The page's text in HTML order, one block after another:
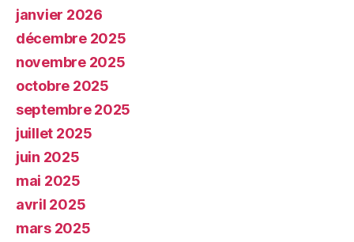
janvier 2026
décembre 2025
novembre 2025
octobre 2025
septembre 2025
juillet 2025
juin 2025
mai 2025
avril 2025
mars 2025